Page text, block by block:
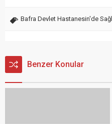
Bafra Devlet Hastanesin'de
Benzer Konular